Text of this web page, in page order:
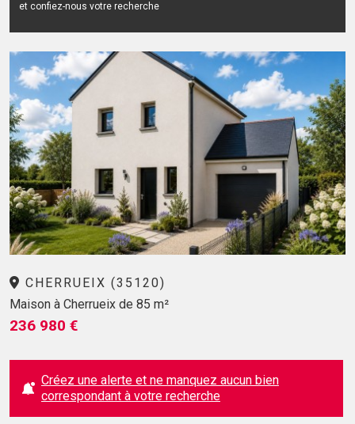
et confiez-nous votre recherche
CHERRUEIX (35120)
Maison à Cherrueix de 85 m²
236 980 €
Créez une alerte et ne manquez aucun bien
correspondant à votre recherche